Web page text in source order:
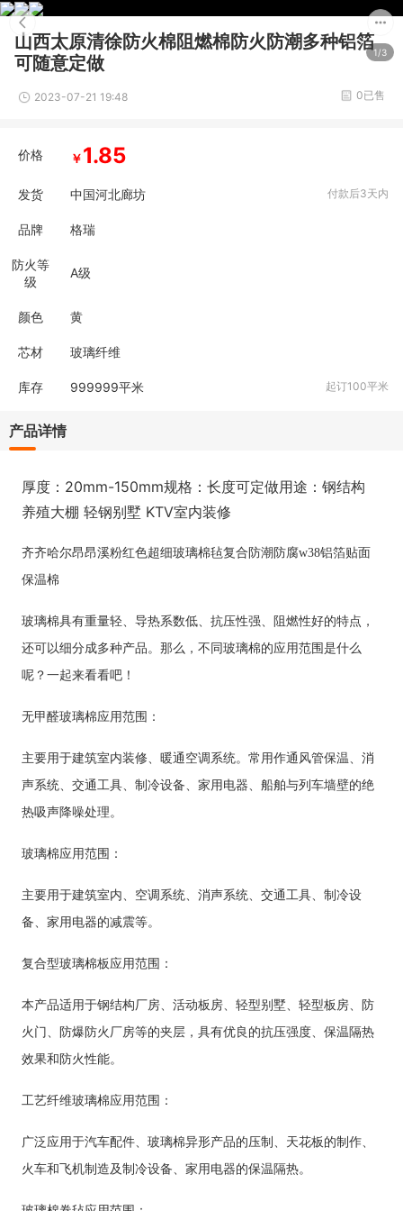
1/3
山西太原清徐防火棉阻燃棉防火防潮多种铝箔
可随意定做
2023-07-21 19:48 0已售
价格 ￥1.85
发货 中国河北廊坊 付款后3天内
品牌 格瑞
防火等
级
A级
颜色 黄
芯材 玻璃纤维
库存 999999平米 起订100平米
产品详情
厚度：20mm-150mm规格：长度可定做用途：钢结构
养殖大棚 轻钢别墅 KTV室内装修
齐齐哈尔昂昂溪粉红色超细玻璃棉毡复合防潮防腐w38铝箔贴面
保温棉
玻璃棉具有重量轻、导热系数低、抗压性强、阻燃性好的特点，
还可以细分成多种产品。那么，不同玻璃棉的应用范围是什么
呢？一起来看看吧！
无甲醛玻璃棉应用范围：
主要用于建筑室内装修、暖通空调系统。常用作通风管保温、消
声系统、交通工具、制冷设备、家用电器、船舶与列车墙壁的绝
热吸声降噪处理。
玻璃棉应用范围：
主要用于建筑室内、空调系统、消声系统、交通工具、制冷设
备、家用电器的减震等。
复合型玻璃棉板应用范围：
本产品适用于钢结构厂房、活动板房、轻型别墅、轻型板房、防
火门、防爆防火厂房等的夹层，具有优良的抗压强度、保温隔热
效果和防火性能。
工艺纤维玻璃棉应用范围：
广泛应用于汽车配件、玻璃棉异形产品的压制、天花板的制作、
火车和飞机制造及制冷设备、家用电器的保温隔热。